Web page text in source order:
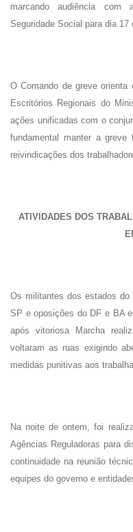
marcando audiência
Seguridade Social para dia 17
O Comando de greve
Escritórios Regionais do
ações unificadas com o
fundamental manter a
reivindicações dos
ATIVIDADES DOS
Os militantes dos estados
SP e oposições do DF e BA
após vitoriosa Marcha
voltaram as ruas exigindo
medidas punitivas aos
Na noite de ontem, foi
Agências Reguladoras para
continuidade na reunião
equipes do governo e